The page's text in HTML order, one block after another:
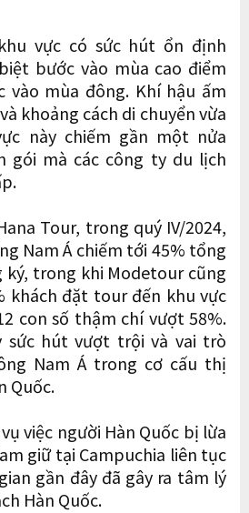
vực có sức hút ổn định
bước vào mùa cao điểm
vào mùa đông. Khí hậu ấm
khoảng cách di chuyển vừa
này chiếm gần một nửa
gói mà các công ty du lịch
Tour, trong quý IV/2024,
Nam Á chiếm tới 45% tổng
ký, trong khi Modetour cũng
khách đặt tour đến khu vực
con số thậm chí vượt 58%.
sức hút vượt trội và vai trò
Nam Á trong cơ cấu thị
Quốc.
việc người Hàn Quốc bị lừa
giữ tại Campuchia liên tục
gần đây đã gây ra tâm lý
Hàn Quốc.